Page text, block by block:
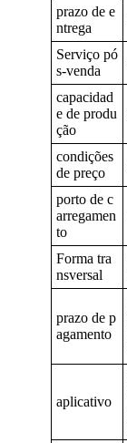
prazo de e
ntrega
Serviço pó
s-venda
capacidad
e de produ
ção
condições
de preço
porto de c
arregamen
to
Forma tra
nsversal
prazo de p
agamento
aplicativo